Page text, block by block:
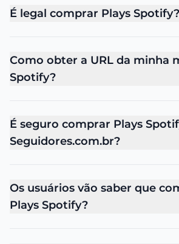
É legal comprar Plays Spotify?
Como obter a URL da minha
Spotify?
É seguro comprar Plays
Seguidores.com.br?
Os usuários vão saber que
Plays Spotify?